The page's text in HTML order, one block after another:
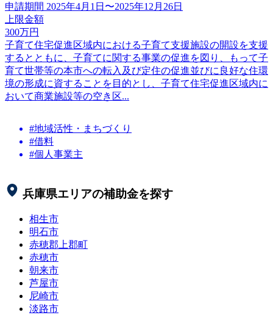
申請期間 2025年4月1日〜2025年12月26日
上限金額
300万円
子育て住宅促進区域内における子育て支援施設の開設を支援
するとともに、子育てに関する事業の促進を図り、もって子
育て世帯等の本市への転入及び定住の促進並びに良好な住環
境の形成に資することを目的とし、子育て住宅促進区域内に
おいて商業施設等の空き区...
#地域活性・まちづくり
#借料
#個人事業主
兵庫県エリアの補助金を探す
相生市
明石市
赤穂郡上郡町
赤穂市
朝来市
芦屋市
尼崎市
淡路市